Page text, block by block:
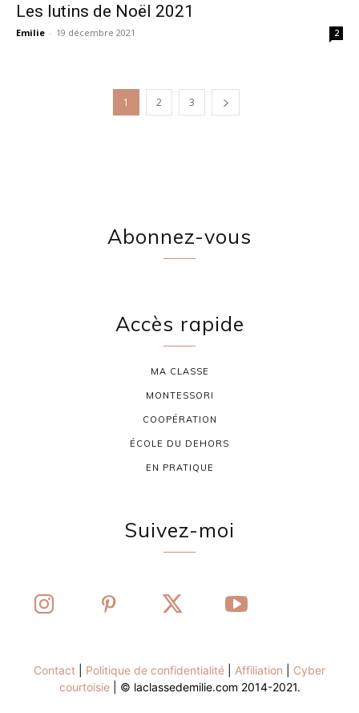
Les lutins de Noël 2021
Emilie - 19 décembre 2021 2
1 2 3
Abonnez-vous
Accès rapide
MA CLASSE
MONTESSORI
COOPÉRATION
ÉCOLE DU DEHORS
EN PRATIQUE
Suivez-moi
Contact Politique de confidentialité Affiliation
Cyber
courtoisie| © laclassedemilie.com 2014-2021.